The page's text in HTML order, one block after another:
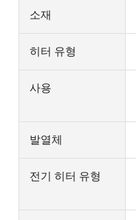
소재
히터 유형
사용
발열체
전기 히터 유형